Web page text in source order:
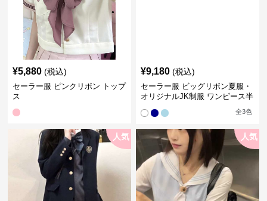
¥5,880 (税込)
セーラー服 ピンクリボン トップ
ス
¥9,180 (税込)
セーラー服 ビッグリボン夏服・
オリジナルJK制服 ワンピース半
全3色
人気 人気